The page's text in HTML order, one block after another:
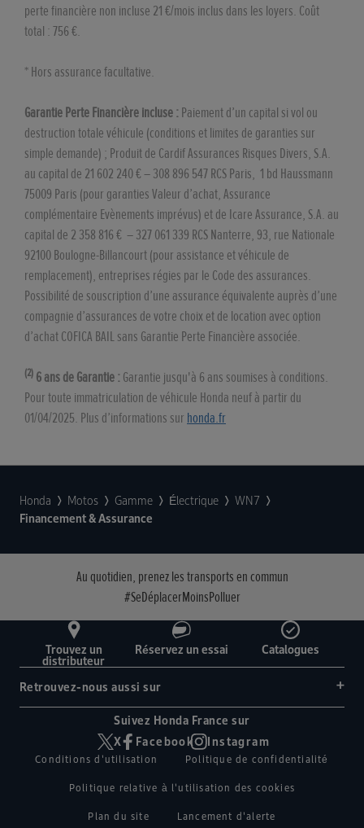
perte financière non incluse 21 €/mois inclus dans les loyers. Coût
total : 756 €.
* Hors assurance facultative.
Garantie Perte Financière incluse :Paiement d’un capital si vol ou
destruction totale véhicule (conditions et limites de garanties sur
simple demande) ; Produit de Cardif Assurances Risques Divers, S.A.
au capital de 21 602 240 € – 308 896 547 RCS Paris, 1 bd Haussmann
75009 Paris (pour garanties Valeur d’achat, Assurance
complémentaire Evènements imprévus) et de Icare Assurance, S.A. au
capital de 2 358 816 € – 327 061 339 RCS Nanterre, 93, rue Nationale
92100 Boulogne-Billancourt (pour assistance et véhicule de
remplacement), entreprises régies par le Code des assurances.
Possibilité de souscription d’une assurance équivalente auprès d’une
compagnie d’assurances de votre choix et de location avec option
d’achat COFICA BAIL sans Garantie Perte Financière associée.
(2) 6 ans de Garantie :Garantie jusqu'à 6 ans soumises à conditions.
Pour toute immatriculation de véhicule Honda neuf à partir du
01/04/2025. Plus d’informations sur honda.fr
Honda Motos Gamme Électrique
WN7
Financement & Assurance
Au quotidien, prenez les transports en commun
#SeDéplacerMoinsPolluer
Trouvez un
distributeur
Réservez un essai Catalogues
Retrouvez-nous aussi sur
Suivez Honda France sur
X
Facebook Instagram
Conditions d'utilisation Politique de confidentialité
Politique relative à l'utilisation des cookies
Plan du site Lancement d'alerte